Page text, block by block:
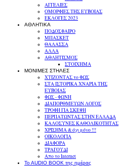
ΑΓΓΕΛΙΕΣ
ΟΜΟΡΦΙΕΣ ΤΗΣ ΕΥΒΟΙΑΣ
ΕΚΛΟΓΕΣ 2023
ΑΘΛΗΤΙΚΑ
ΠΟΔΟΣΦΑΙΡΟ
ΜΠΑΣΚΕΤ
ΘΑΛΑΣΣΑ
ΑΛΛΑ
ΑΘΛΗΤΙΣΜΟΣ
ΣΤΟΙΧΗΜΑ
ΜΟΝΙΜΕΣ ΣΤΗΛΕΣ
ΧΤΙΖΟΝΤΑΣ το ΦΩΣ
ΣΤΑ ΙΣΤΟΡΙΚΑ ΧΝΑΡΙΑ ΤΗΣ
ΕΥΒΟΙΑΣ
ΦΩΣ - ΦΩΝΗ
ΔΙΑΠΟΡΘΜΕΥΩΝ ΛΟΓΟΣ
ΤΡΟΦΗ ΓΙΑ ΣΚΕΨΗ
ΠΕΡΠΑΤΩΝΤΑΣ ΣΤΗΝ ΕΛΛΑΔΑ
ΚΑΛΟΣΥΝΕΣ ΚΑΘΟΛΙΚΟΤΗΤΑΣ
ΧΡΙΣΗΜΑ & όχι μόνο !!!
ΟΙΚΟΛΟΓΙΑ
ΔΙΑΦΟΡΑ
ΤΡΑΓΟΥΔΙ
Απο το Internet
To AUDIO BOOK της ημέρας